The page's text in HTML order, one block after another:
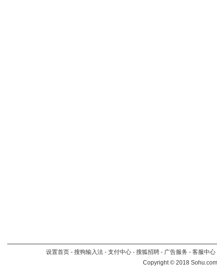
设置首页 - 搜狗输入法 - 支付中心 - 搜狐招聘 - 广告服务 - 客服中心
Copyright©2018